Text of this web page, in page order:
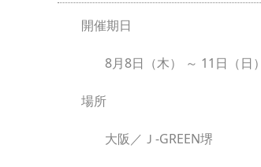
開催期日
8月8日（木） ～ 11日（日）
場所
大阪／Ｊ-GREEN堺